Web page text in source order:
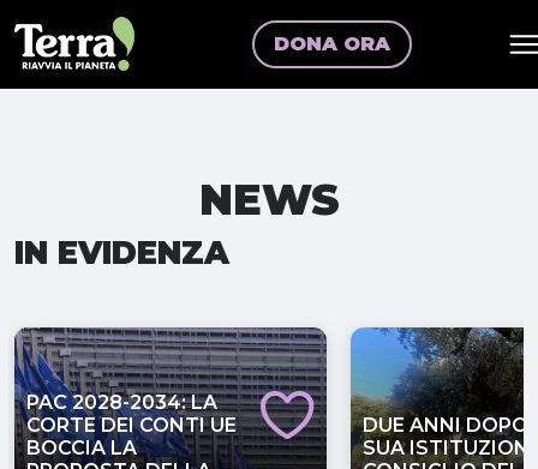
DONA ORA
NEWS
IN EVIDENZA
PAC 2028-2034: LA
CORTE DEI CONTI UE
BOCCIA LA
DUE ANNI DOPO
SUA